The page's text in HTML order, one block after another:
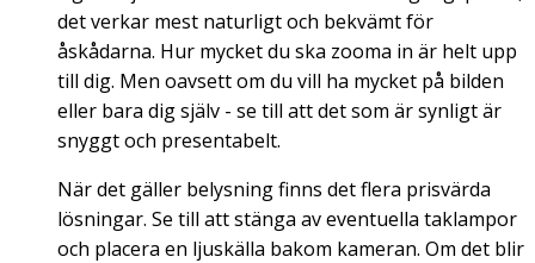
det verkar mest naturligt och bekvämt för
åskådarna. Hur mycket du ska zooma in är helt upp
till dig. Men oavsett om du vill ha mycket på bilden
eller bara dig själv - se till att det som är synligt är
snyggt och presentabelt.
När det gäller belysning finns det flera prisvärda
lösningar. Se till att stänga av eventuella taklampor
och placera en ljuskälla bakom kameran. Om det blir